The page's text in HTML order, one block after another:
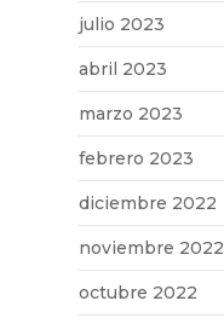
julio 2023
abril 2023
marzo 2023
febrero 2023
diciembre 2022
noviembre 2022
octubre 2022